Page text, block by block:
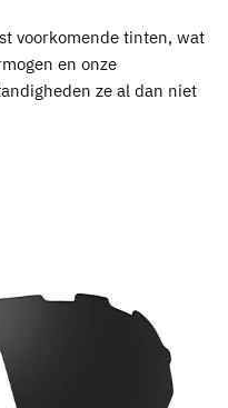
voorkomende tinten, wat
en onze
ze al dan niet